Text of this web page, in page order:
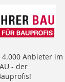
Anbieter im
- der